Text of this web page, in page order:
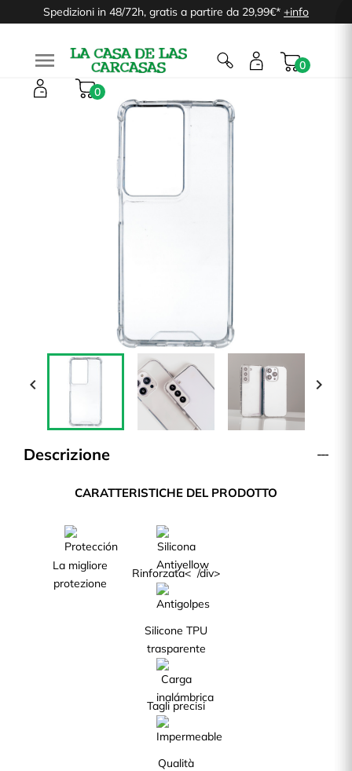
Spedizioni in 48/72h, gratis a partire da 29,99€* +info

0
0
 
Descrizione
CARATTERISTICHE DEL PRODOTTO
La migliore
protezione
Rinforzata< /div>
Silicone TPU
trasparente
Tagli precisi
Qualità